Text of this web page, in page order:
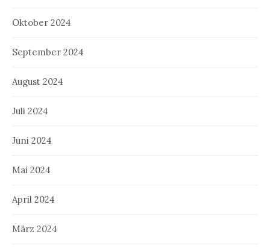
Oktober 2024
September 2024
August 2024
Juli 2024
Juni 2024
Mai 2024
April 2024
März 2024